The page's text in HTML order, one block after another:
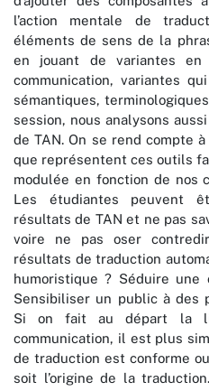
l’action mentale de
éléments de sens de la
en jouant de variantes
communication, variantes
sémantiques,
session, nous analysons
de TAN. On se rend compte
que représentent ces outils
modulée en fonction de
Les étudiantes peuvent
résultats de TAN et ne pas
voire ne pas oser
résultats de traduction
humoristique ? Séduire
Sensibiliser un public à des
Si on fait au départ la
communication, il est plus
de traduction est conforme
soit l’origine de la